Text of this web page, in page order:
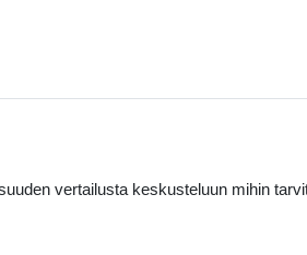
vertailusta keskusteluun mihin